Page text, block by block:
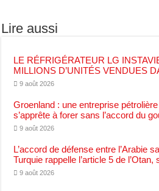
Lire aussi
LE RÉFRIGÉRATEUR LG
MILLIONS D’UNITÉS VENDUES
9 août 2026
Groenland : une entreprise
s’apprête à forer sans l’accord du
9 août 2026
L’accord de défense entre l’Arabie
Turquie rappelle l’article 5 de l’Otan,
9 août 2026